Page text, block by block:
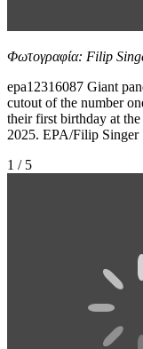
Φωτογραφία: Filip
epa12316087 Giant
cutout of the number
their first birthday at
2025. EPA/Filip Singer
1 / 5